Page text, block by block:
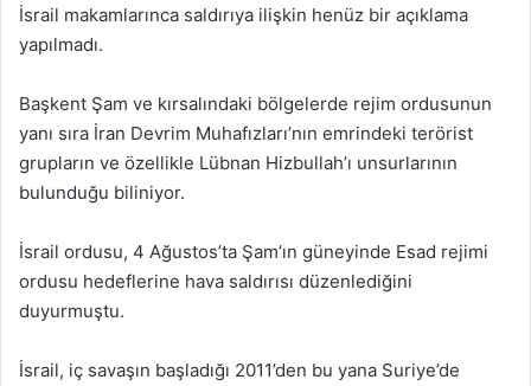
İsrail makamlarınca saldırıya ilişkin henüz bir açıklama
yapılmadı.
Başkent Şam ve kırsalındaki bölgelerde rejim ordusunun
yanı sıra İran Devrim Muhafızları’nın emrindeki terörist
grupların ve özellikle Lübnan Hizbullah’ı unsurlarının
bulunduğu biliniyor.
İsrail ordusu, 4 Ağustos’ta Şam’ın güneyinde Esad rejimi
ordusu hedeflerine hava saldırısı düzenlediğini
duyurmuştu.
İsrail, iç savaşın başladığı 2011’den bu yana Suriye’de